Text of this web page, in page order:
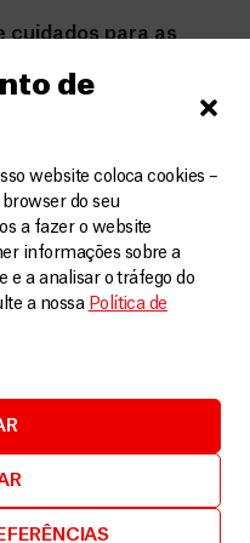
de
website coloca cookies –
do seu
a fazer o website
informações sobre a
e a analisar o tráfego do
a nossa Política de
cuidados para as